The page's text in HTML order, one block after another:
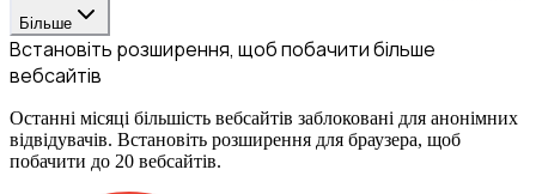
Більше
Встановіть розширення, щоб побачити більше
вебсайтів
Останні місяці більшість вебсайтів заблоковані для анонімних
відвідувачів. Встановіть розширення для браузера, щоб
побачити до 20 вебсайтів.